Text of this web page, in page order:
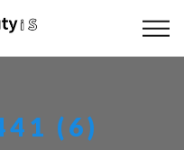
(6)